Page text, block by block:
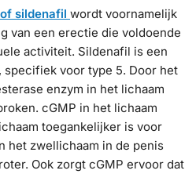
sildenafil wordt voornamelijk
van een erectie die voldoende
activiteit. Sildenafil is een
voor type 5. Door het
enzym in het lichaam
cGMP in het lichaam
toegankelijker is voor
het zwellichaam in de penis
Ook zorgt cGMP ervoor dat